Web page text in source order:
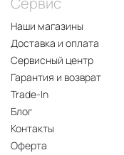
Наши магазины
Доставка и оплата
Сервисный центр
Гарантия и возврат
Trade-In
Блог
Контакты
Оферта